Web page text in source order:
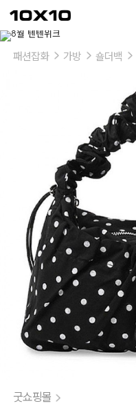
텐
바
텐
이
상
패션잡화 가방 숄더백
굿쇼핑몰